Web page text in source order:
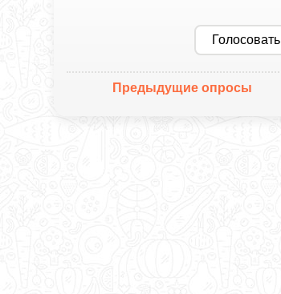
Голосовать
Предыдущие опросы